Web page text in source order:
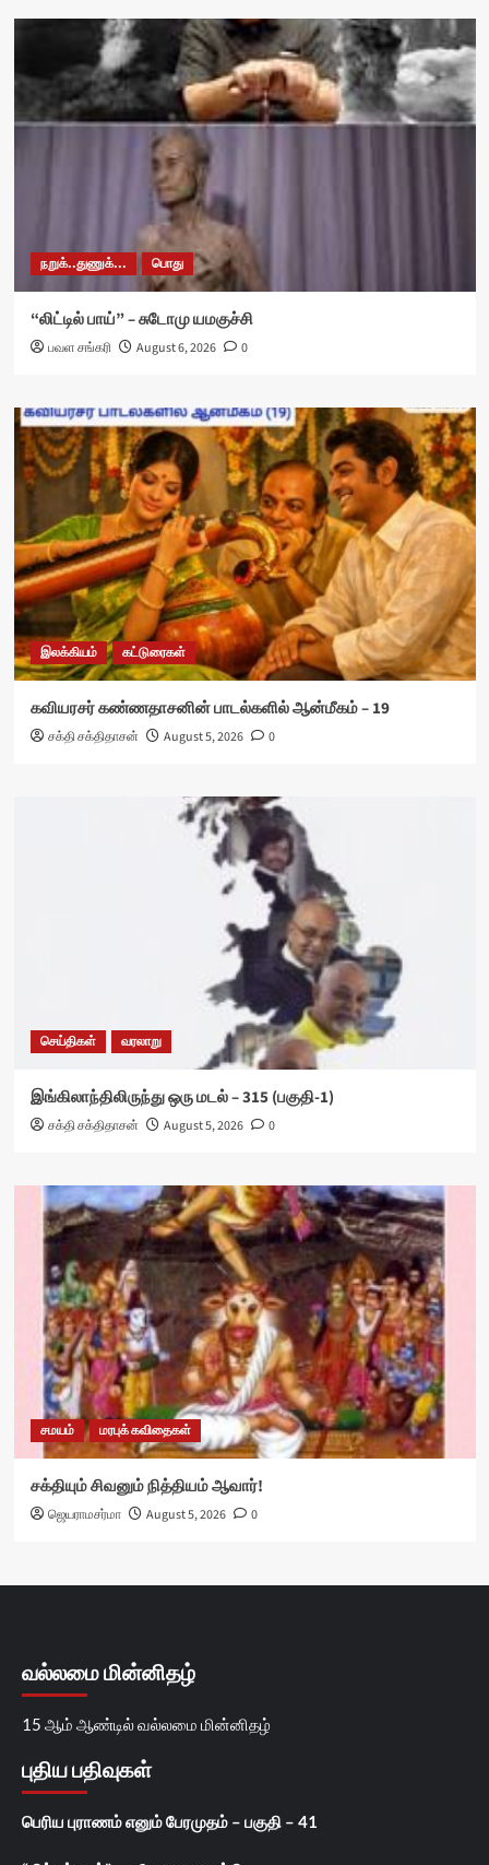
நறுக்..துணுக்... பொது
“லிட்டில் பாய்” – சுடோமு யமகுச்சி
பவள சங்கரி August 6, 2026 0
இலக்கியம் கட்டுரைகள்
கவியரசர் கண்ணதாசனின் பாடல்களில் ஆன்மீகம் – 19
சக்தி சக்திதாசன் August 5, 2026 0
செய்திகள் வரலாறு
இங்கிலாந்திலிருந்து ஒரு மடல் – 315 (பகுதி-1)
சக்தி சக்திதாசன் August 5, 2026 0
சமயம் மரபுக் கவிதைகள்
சக்தியும் சிவனும் நித்தியம் ஆவார்!
ஜெயராமசர்மா August 5, 2026 0
வல்லமை மின்னிதழ்
15 ஆம் ஆண்டில் வல்லமை மின்னிதழ்
புதிய பதிவுகள்
பெரிய புராணம் எனும் பேரமுதம் – பகுதி – 41